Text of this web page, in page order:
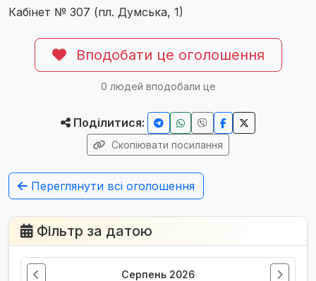
Кабінет № 307 (пл. Думська, 1)
Вподобати це оголошення
0 людей вподобали це
Поділитися:
Скопіювати посилання
Переглянути всі оголошення
Фільтр за датою
Серпень 2026